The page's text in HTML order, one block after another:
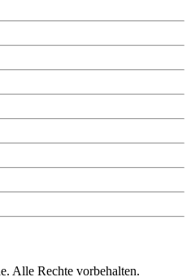
Alle Rechte vorbehalten.